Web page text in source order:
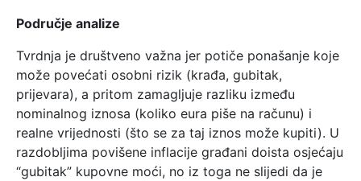
Područje analize
Tvrdnja je društveno važna jer potiče ponašanje koje
može povećati osobni rizik (krađa, gubitak,
prijevara), a pritom zamagljuje razliku između
nominalnog iznosa (koliko eura piše na računu) i
realne vrijednosti (što se za taj iznos može kupiti). U
razdobljima povišene inflacije građani doista osjećaju
“gubitak” kupovne moći, no iz toga ne slijedi da je